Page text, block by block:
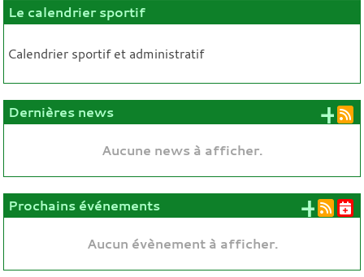
Le calendrier sportif
Calendrier sportif et administratif
Dernières news
Aucune news à afficher.
+
Prochains événements
Aucun évènement à afficher.
+